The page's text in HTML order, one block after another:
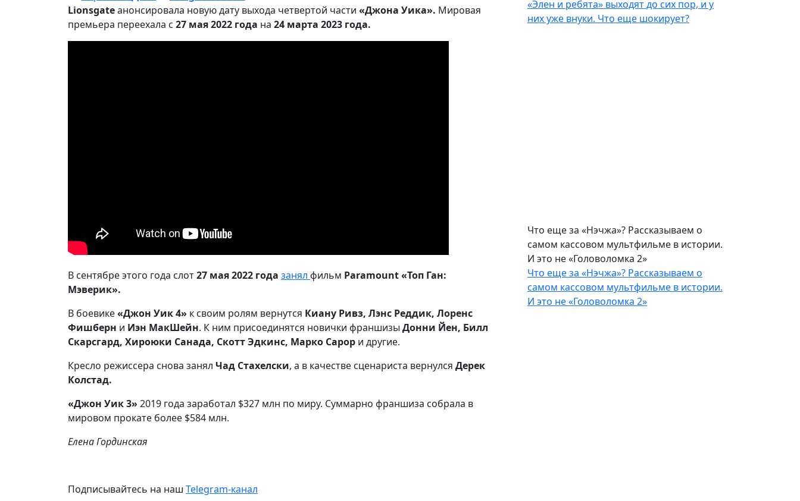
Lionsgateанонсировала новую дату выхода четвертой части «Джона Уика». Мировая
премьера переехала с 27 мая 2022 года на 24 марта 2023 года.
В сентябре этого года слот27 мая 2022 года занял фильм Paramount «Топ Ган:
Мэверик».
В боевике«Джон Уик 4» к своим ролям вернутся Киану Ривз, Лэнс Реддик, Лоренс
Фишберн и Иэн МакШейн. К ним присоединятся новички франшизы Донни Йен, Билл
Скарсгард, Хироюки Санада, Скотт Эдкинс, Марко Сарор и другие.
Кресло режиссера снова занял Чад Стахелски, а в качестве сценариста вернулся Дерек
Колстад.
«Джон Уик 3» 2019 года заработал $327 млн по миру. Суммарно франшиза собрала в
мировом прокате более $584 млн.
Елена Гординская
Подписывайтесь на наш Telegram-канал
«Элен и ребята» выходят до сих пор, и у
них уже внуки. Что еще шокирует?
Что еще за «Нэчжа»? Рассказываем о
самом кассовом мультфильме в истории.
И это не «Головоломка 2»
Что еще за «Нэчжа»? Рассказываем о
самом кассовом мультфильме в истории.
И это не «Головоломка 2»